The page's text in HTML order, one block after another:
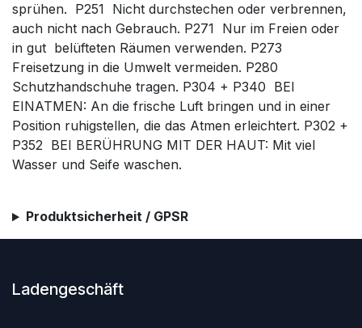
sprühen. P251  Nicht durchstechen oder verbrennen,
auch nicht nach Gebrauch. P271  Nur im Freien oder
in gut belüfteten Räumen verwenden. P273 
Freisetzung in die Umwelt vermeiden. P280 
Schutzhandschuhe tragen. P304 + P340  BEI
EINATMEN: An die frische Luft bringen und in einer
Position ruhigstellen, die das Atmen erleichtert. P302 +
P352  BEI BERÜHRUNG MIT DER HAUT: Mit viel
Wasser und Seife waschen.
Produktsicherheit / GPSR
Ladengeschäft